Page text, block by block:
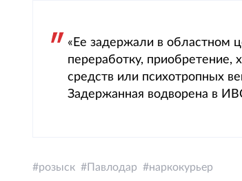
«Ее задержали в областном
переработку, приобретение,
средств или психотропных
Задержанная водворена в
розыск Павлодар наркокурьер